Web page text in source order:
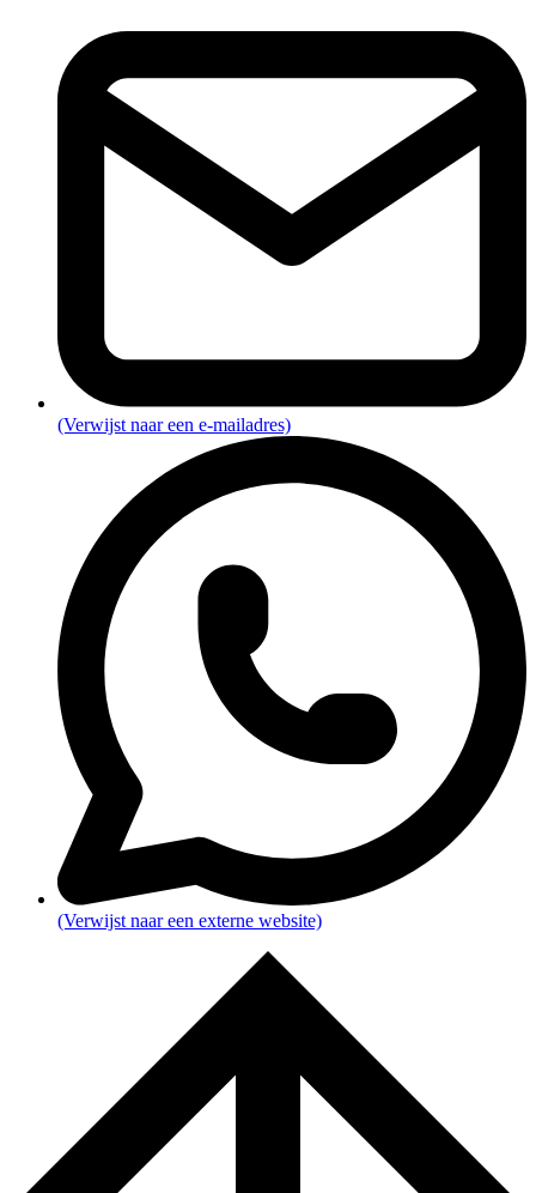
(Verwijst naar een e-mailadres)
(Verwijst naar een externe website)